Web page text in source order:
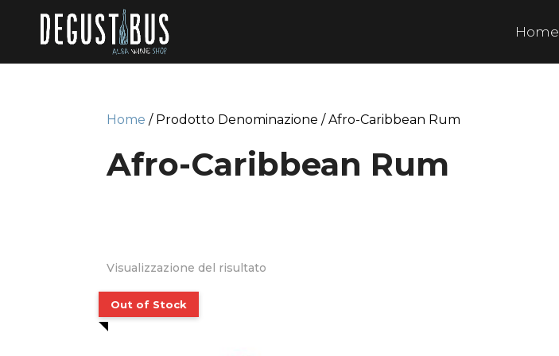
Home
Home / Prodotto Denominazione / Afro-Caribbean Rum
Afro-Caribbean Rum
Visualizzazione del risultato